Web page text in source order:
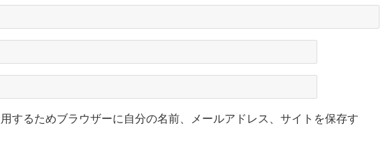
するためブラウザーに自分の名前、メールアドレス、サイトを保存す